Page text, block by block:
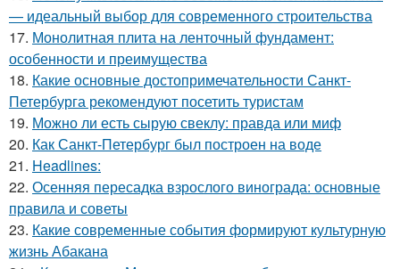
— идеальный выбор для современного строительства
17. Монолитная плита на ленточный фундамент:
особенности и преимущества
18. Какие основные достопримечательности Санкт-
Петербурга рекомендуют посетить туристам
19. Можно ли есть сырую свеклу: правда или миф
20. Как Санкт-Петербург был построен на воде
21. Headlines:
22. Осенняя пересадка взрослого винограда: основные
правила и советы
23. Какие современные события формируют культурную
жизнь Абакана